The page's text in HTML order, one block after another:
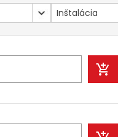
Inštalácia